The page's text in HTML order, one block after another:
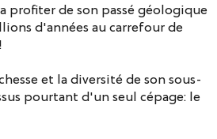
profiter de son passé géologique
d'années au carrefour de
et la diversité de son sous-
pourtant d'un seul cépage: le